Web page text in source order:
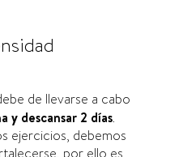
de llevarse a cabo
y descansar 2 días.
ejercicios, debemos
por ello es